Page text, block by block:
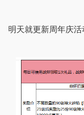
明天就更新周年庆